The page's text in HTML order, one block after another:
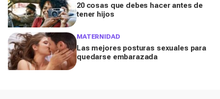
20 cosas que debes hacer antes de
tener hijos
MATERNIDAD
Las mejores posturas sexuales para
quedarse embarazada